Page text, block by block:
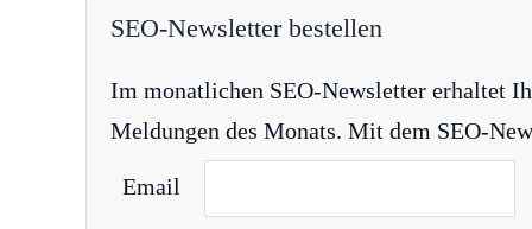
SEO-Newsletter bestellen
Im monatlichen SEO-Newsletter erhaltet
Meldungen des Monats. Mit dem SEO-
Email